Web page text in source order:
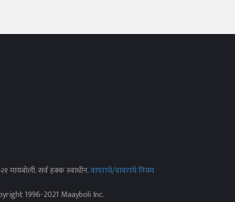
मायबोली. सर्व हक्क स्वाधीन.वापराचे/वावराचे नियम
1996-2021 Maayboli Inc.